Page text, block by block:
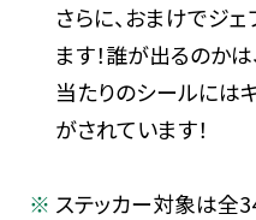
さらに、おまけでジ
ます！誰が出るのかは
当たりのシールには
がされています！
ステッカー対象は全